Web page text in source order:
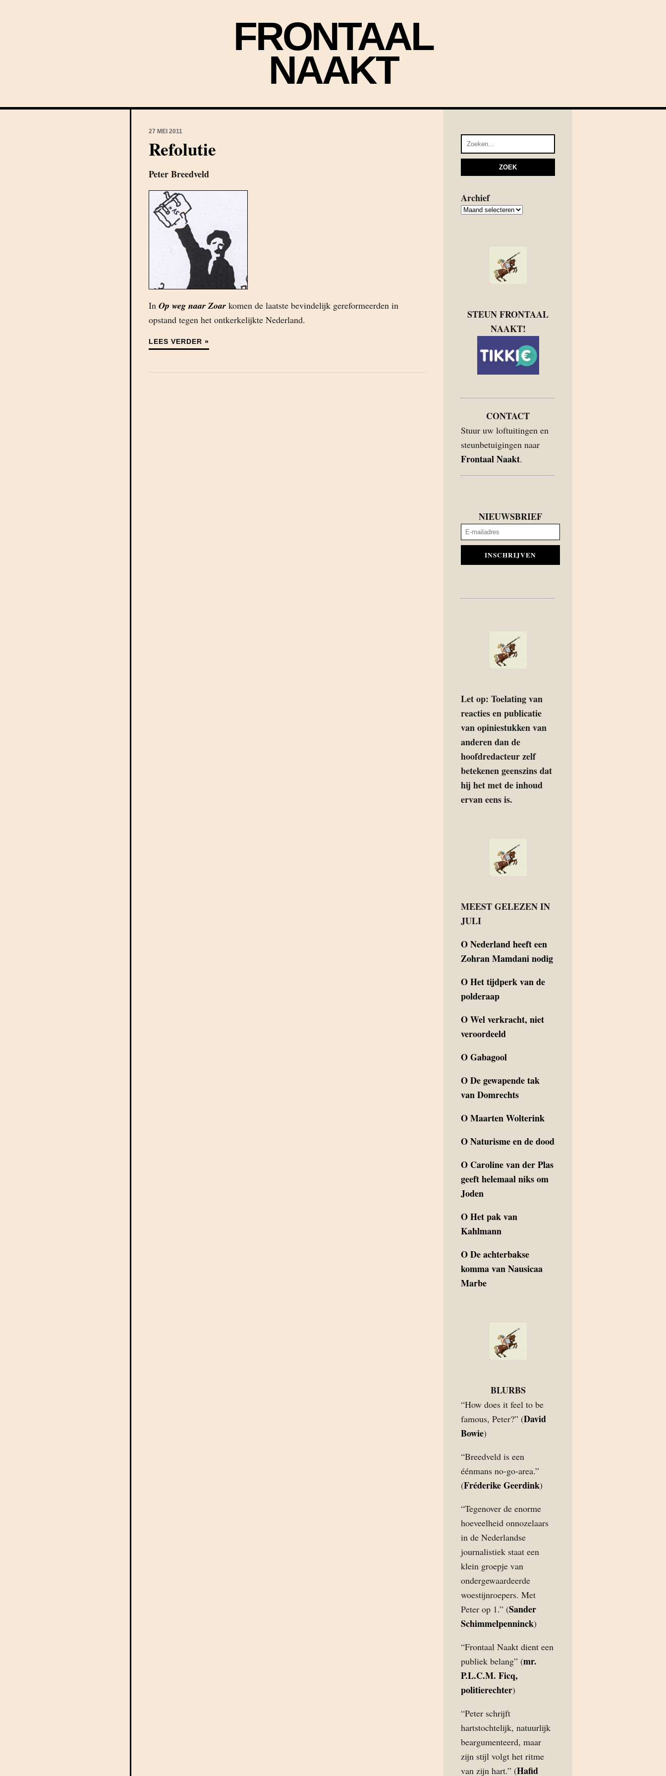
FRONTAAL
NAAKT
27 MEI 2011
Refolutie
Peter Breedveld
In Op weg naar Zoar komen de laatste bevindelijk gereformeerden in
opstand tegen het ontkerkelijkte Nederland.
LEES VERDER »
Archief
Archief
STEUN FRONTAAL
NAAKT!
CONTACT
Stuur uw loftuitingen en
steunbetuigingen naar
Frontaal Naakt.
NIEUWSBRIEF
INSCHRIJVEN
Let op: Toelating van
reacties en publicatie
van opiniestukken van
anderen dan de
hoofdredacteur zelf
betekenen geenszins dat
hij het met de inhoud
ervan eens is.
MEEST GELEZEN IN
JULI
ONederland heeft een
Zohran Mamdani nodig
OHet tijdperk van de
polderaap
OWel verkracht, niet
veroordeeld
OGabagool
ODe gewapende tak
van Domrechts
OMaarten Wolterink
ONaturisme en de dood
O Caroline van der Plas
geeft helemaal niks om
Joden
OHet pak van
Kahlmann
ODe achterbakse
komma van Nausicaa
Marbe
BLURBS
“How does it feel to be
famous, Peter?” (David
Bowie)
“Breedveld is een
éénmans no-go-area.”
(Fréderike Geerdink)
“Tegenover de enorme
hoeveelheid onnozelaars
in de Nederlandse
journalistiek staat een
klein groepje van
ondergewaardeerde
woestijnroepers. Met
Peter op 1.” (Sander
Schimmelpenninck)
“Frontaal Naakt dient een
publiek belang” (mr.
P.L.C.M. Ficq,
politierechter)
“Peter schrijft
hartstochtelijk, natuurlijk
beargumenteerd, maar
zijn stijl volgt het ritme
van zijn hart.” (Hafid